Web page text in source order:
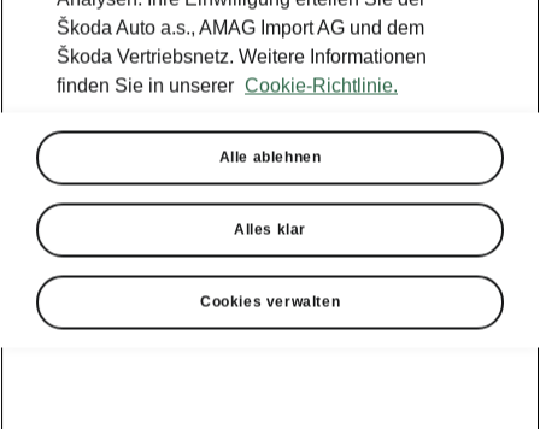
Škoda Auto a.s., AMAG Import AG und dem
Škoda Vertriebsnetz. Weitere Informationen
finden Sie in unserer Cookie-Richtlinie.
Alle ablehnen
Alles klar
Cookies verwalten